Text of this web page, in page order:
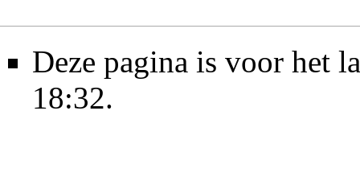
Deze pagina is voor het
18:32.